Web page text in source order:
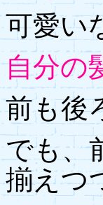
可愛い
自分の
前も後
でも、
揃えつ